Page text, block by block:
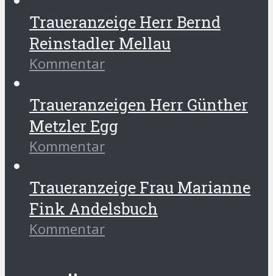
Traueranzeige Herr Bernd
Reinstadler Mellau
Kommentar
Traueranzeigen Herr Günther
Metzler Egg
Kommentar
Traueranzeige Frau Marianne
Fink Andelsbuch
Kommentar